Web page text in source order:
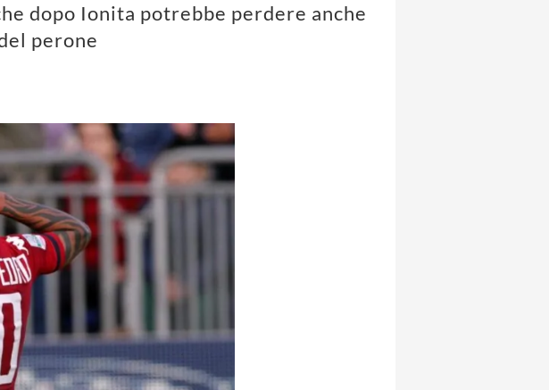
dopo Ionita potrebbe perdere anche
perone